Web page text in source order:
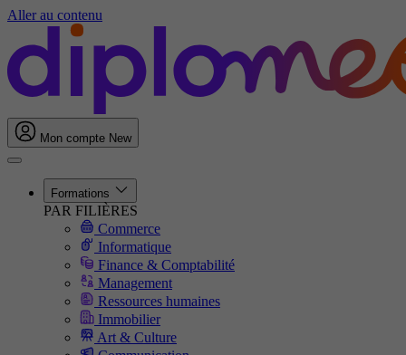
Aller au contenu
Mon compte New
Formations
PAR FILIÈRES
Commerce
Informatique
Finance & Comptabilité
Management
Ressources humaines
Immobilier
Art & Culture